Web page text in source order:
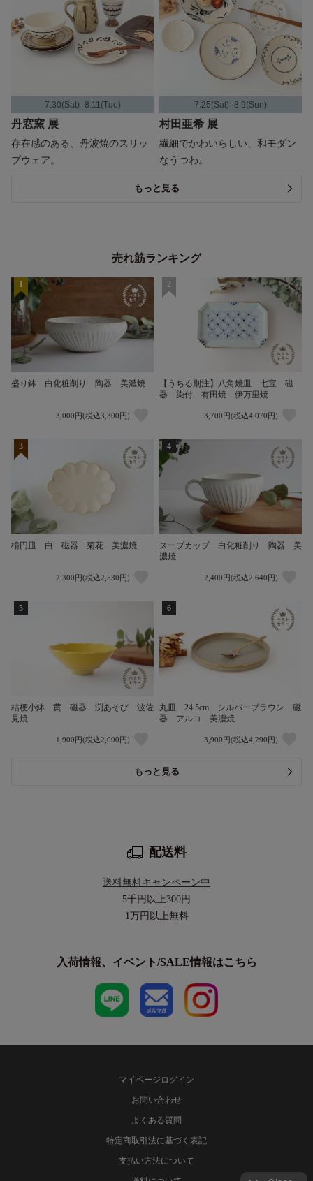
7.30(Sat) -8.11(Tue)
丹窓窯 展
存在感のある、丹波焼のスリッ
プウェア。
7.25(Sat) -8.9(Sun)
村田亜希 展
繊細でかわいらしい、和モダン
なうつわ。
もっと見る
売れ筋ランキング
1
盛り鉢 白化粧削り 陶器 美濃焼
3,000円(税込3,300円)
2
【うちる別注】八角焼皿 七宝 磁
器 染付 有田焼 伊万里焼
3,700円(税込4,070円)
3
楕円皿 白 磁器 菊花 美濃焼
2,300円(税込2,530円)
4
スープカップ 白化粧削り 陶器 美
濃焼
2,400円(税込2,640円)
5
桔梗小鉢 黄 磁器 渕あそび 波佐
見焼
1,900円(税込2,090円)
6
丸皿 24.5cm シルバーブラウン 磁
器 アルコ 美濃焼
3,900円(税込4,290円)
もっと見る
配送料
送料無料キャンペーン中
5千円以上300円
1万円以上無料
入荷情報、イベント/SALE情報はこちら
マイページログイン
お問い合わせ
よくある質問
特定商取引法に基づく表記
支払い方法について